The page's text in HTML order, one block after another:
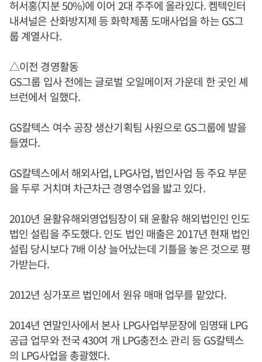
허서홍(지분 50%)에 이어 2대 주주에 올라있다. 켐텍인터
내셔널은 산화방지제 등 화학제품 도매사업을 하는 GS그
룹 계열사다.
△이전 경영활동
GS그룹 입사 전에는 글로벌 오일메이저 가운데 한 곳인 셰
브런에서 일했다.
GS칼텍스 여수 공장 생산기획팀 사원으로 GS그룹에 발을
들였다.
GS칼텍스에서 해외사업, LPG사업, 법인사업 등 주요 부문
을 두루 거치며 차근차근 경영수업을 밟고 있다.
2010년 윤활유해외영업팀장이 돼 윤활유 해외법인인 인도
법인 설립을 주도했다. 인도 법인 매출은 2017년 현재 법인
설립 당시보다 7배 이상 늘어났는데 기틀을 놓은 것으로 평
가받는다.
2012년 싱가포르 법인에서 원유 매매 업무를 맡았다.
2014년 연말인사에서 본사 LPG사업부문장에 임명돼 LPG
공급 업무와 전국 430여 개 LPG충전소 관리 등 GS칼텍스
의 LPG사업을 총괄했다.